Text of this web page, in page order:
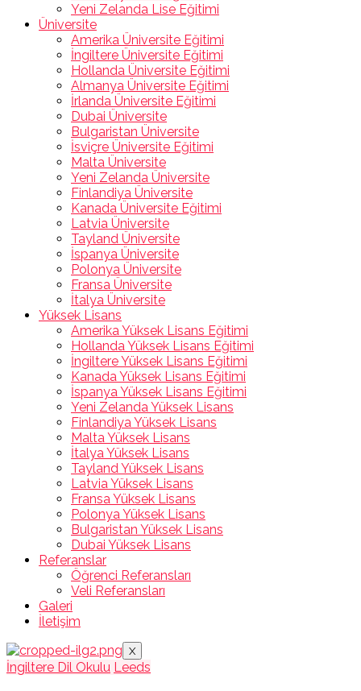
Yeni Zelanda Lise Eğitimi
Üniversite
Amerika Üniversite Eğitimi
İngiltere Üniversite Eğitimi
Hollanda Üniversite Eğitimi
Almanya Üniversite Eğitimi
İrlanda Üniversite Eğitimi
Dubai Üniversite
Bulgaristan Üniversite
İsviçre Üniversite Eğitimi
Malta Üniversite
Yeni Zelanda Üniversite
Finlandiya Üniversite
Kanada Üniversite Eğitimi
Latvia Üniversite
Tayland Üniversite
İspanya Üniversite
Polonya Üniversite
Fransa Üniversite
İtalya Üniversite
Yüksek Lisans
Amerika Yüksek Lisans Eğitimi
Hollanda Yüksek Lisans Eğitimi
İngiltere Yüksek Lisans Eğitimi
Kanada Yüksek Lisans Eğitimi
İspanya Yüksek Lisans Eğitimi
Yeni Zelanda Yüksek Lisans
Finlandiya Yüksek Lisans
Malta Yüksek Lisans
İtalya Yüksek Lisans
Tayland Yüksek Lisans
Latvia Yüksek Lisans
Fransa Yüksek Lisans
Polonya Yüksek Lisans
Bulgaristan Yüksek Lisans
Dubai Yüksek Lisans
Referanslar
Öğrenci Referansları
Veli Referansları
Galeri
İletişim
X
İngiltere Dil Okulu Leeds